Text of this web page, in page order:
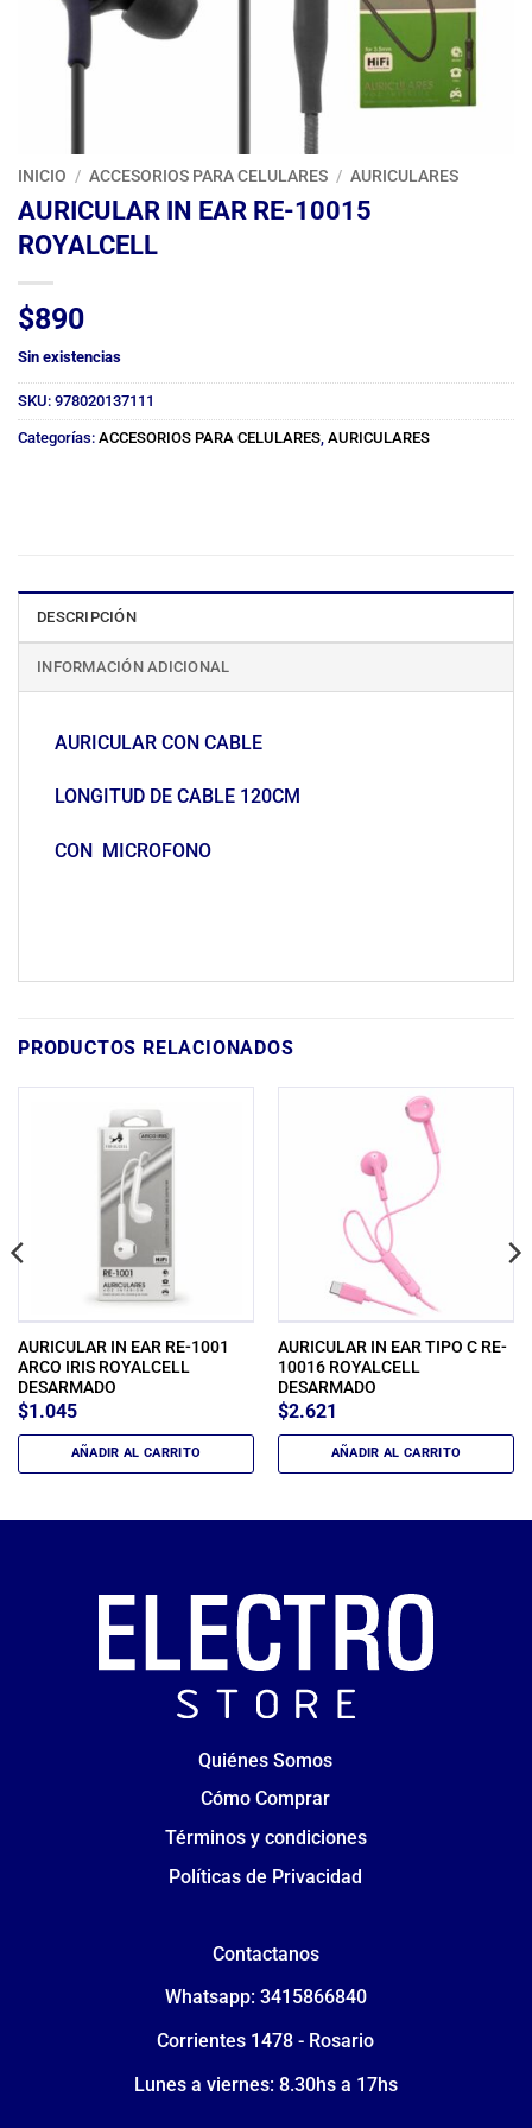
INICIO / ACCESORIOS PARA CELULARES / AURICULARES
AURICULAR IN EAR RE-10015
ROYALCELL
$890
Sin existencias
SKU: 978020137111
Categorías: ACCESORIOS PARA CELULARES AURICULARES
DESCRIPCIÓN
INFORMACIÓN ADICIONAL
AURICULAR CON CABLE
LONGITUD DE CABLE 120CM
CON MICROFONO
PRODUCTOS RELACIONADOS
AURICULAR IN EAR RE-1001
ARCO IRIS ROYALCELL
DESARMADO
$1.045
AÑADIR AL CARRITO
AURICULAR IN EAR TIPO C RE-
10016 ROYALCELL
DESARMADO
$2.621
AÑADIR AL CARRITO
Quiénes Somos
Cómo Comprar
Términos y condiciones
Políticas de Privacidad
Contactanos
Whatsapp: 3415866840
Corrientes 1478 - Rosario
Lunes a viernes: 8.30hs a 17hs